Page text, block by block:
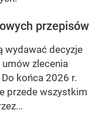
przepisów
wydawać decyzje
zlecenia
końca 2026 r.
przede wszystkim